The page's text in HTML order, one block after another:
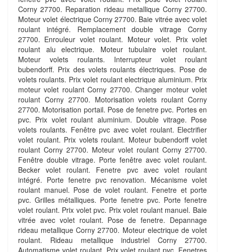
Corny 27700. Reparation rideau metallique Corny 27700.
Moteur volet électrique Corny 27700. Baie vitrée avec volet
roulant intégré. Remplacement double vitrage Corny
27700. Enrouleur volet roulant. Moteur volet. Prix volet
roulant alu electrique. Moteur tubulaire volet roulant.
Moteur volets roulants. Interrupteur volet roulant
bubendorff. Prix des volets roulants électriques. Pose de
volets roulants. Prix volet roulant electrique aluminium. Prix
moteur volet roulant Corny 27700. Changer moteur volet
roulant Corny 27700. Motorisation volets roulant Corny
27700. Motorisation portail. Pose de fenetre pvc. Portes en
pvc. Prix volet roulant aluminium. Double vitrage. Pose
volets roulants. Fenêtre pvc avec volet roulant. Electrifier
volet roulant. Prix volets roulant. Moteur bubendorff volet
roulant Corny 27700. Moteur volet roulant Corny 27700.
Fenêtre double vitrage. Porte fenêtre avec volet roulant.
Becker volet roulant. Fenetre pvc avec volet roulant
intégré. Porte fenetre pvc renovation. Mécanisme volet
roulant manuel. Pose de volet roulant. Fenetre et porte
pvc. Grilles métalliques. Porte fenetre pvc. Porte fenetre
volet roulant. Prix volet pvc. Prix volet roulant manuel. Baie
vitrée avec volet roulant. Pose de fenetre. Depannage
rideau metallique Corny 27700. Moteur electrique de volet
roulant. Rideau metallique industriel Corny 27700.
Automatisme volet roulant. Prix volet roulant pvc. Fenetres